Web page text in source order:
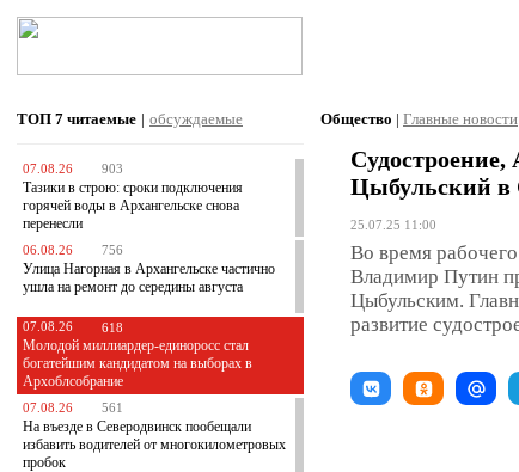
ТОП 7 читаемые | обсуждаемые
07.08.26 903
Тазики в строю: сроки подключения
горячей воды в Архангельске снова
перенесли
06.08.26 756
Улица Нагорная в Архангельске частично
ушла на ремонт до середины августа
07.08.26 618
Молодой миллиардер-единоросс стал
богатейшим кандидатом на выборах в
Архоблсобрание
07.08.26 561
На въезде в Северодвинск пообещали
избавить водителей от многокилометровых
пробок
Общество | Главные новости
Цыбульский в
25.07.25 11:00
Во время
Владимир Путин
Цыбульским.
развитие